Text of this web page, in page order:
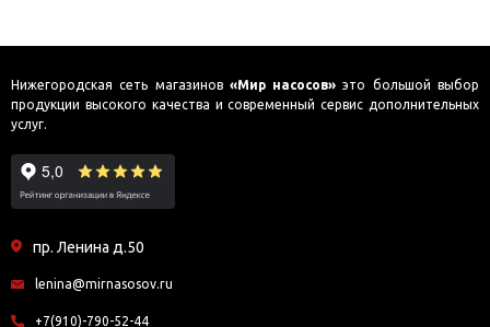
Нижегородская сеть магазинов «Мир насосов» это большой выбор
продукции высокого качества и современный сервис дополнительных
услуг.
пр. Ленина д.50
lenina@mirnasosov.ru
+7(910)-790-52-44